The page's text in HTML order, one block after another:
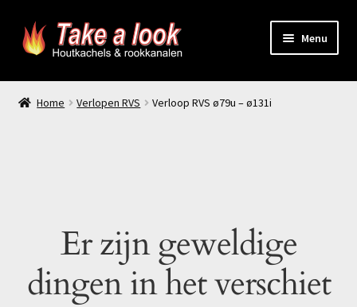
Ga
door
Ga
naar
Menu
Home
Producten
Home Verlopen RVS Verloop RVS ø79u – ø131i
Er zijn geweldige
dingen in het verschiet